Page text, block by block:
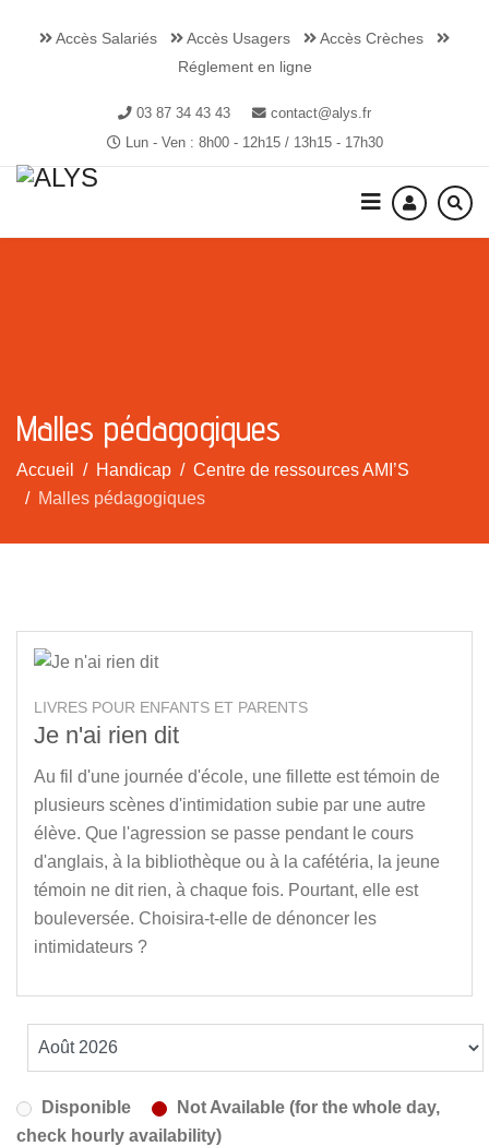
Accès Salariés Accès Usagers
Accès Crèches
Réglement en ligne
03 87 34 43 43
contact@alys.fr
Lun - Ven : 8h00 - 12h15 / 13h15 - 17h30
Malles pédagogiques
Accueil Handicap
Centre de ressources AMI’S
Malles pédagogiques
LIVRES POUR ENFANTS ET PARENTS
Je n'ai rien dit
Au fil d'une journée d'école, une fillette est témoin de
plusieurs scènes d'intimidation subie par une autre
élève. Que l'agression se passe pendant le cours
d'anglais, à la bibliothèque ou à la cafétéria, la jeune
témoin ne dit rien, à chaque fois. Pourtant, elle est
bouleversée. Choisira-t-elle de dénoncer les
intimidateurs ?
Disponible
Not Available (for the whole day,
check hourly availability)